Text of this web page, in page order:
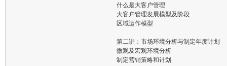
什么是大客户管理
大客户管理发展模型及阶段
区域运作模型
第二讲：市场环境分析与制定年度计划
微观及宏观环境分析
制定营销策略和计划